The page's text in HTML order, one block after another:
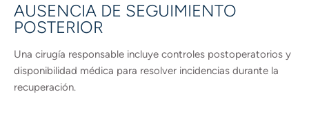
AUSENCIA DE SEGUIMIENTO
POSTERIOR
Una cirugía responsable incluye controles postoperatorios y
disponibilidad médica para resolver incidencias durante la
recuperación.